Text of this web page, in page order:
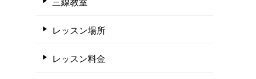
レッスン場所
レッスン料金